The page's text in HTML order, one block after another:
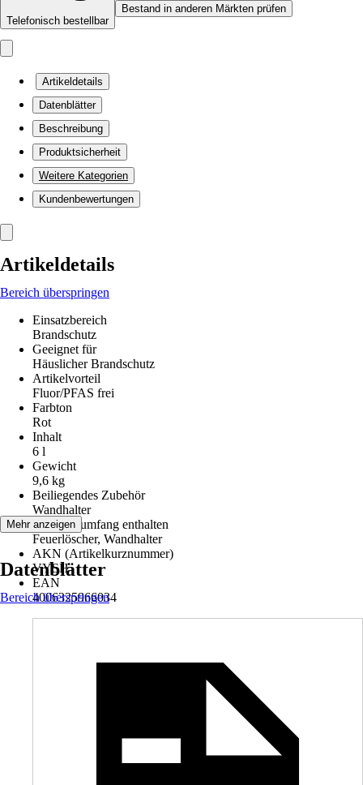
Telefonisch bestellbar
Bestand in anderen Märkten prüfen
Artikeldetails
Datenblätter
Beschreibung
Produktsicherheit
Weitere Kategorien
Kundenbewertungen
Artikeldetails
Bereich überspringen
Einsatzbereich
Brandschutz
Geeignet für
Häuslicher Brandschutz
Artikelvorteil
Fluor/PFAS frei
Farbton
Rot
Inhalt
6 l
Gewicht
9,6 kg
Beiliegendes Zubehör
Wandhalter
Im Lieferumfang enthalten
Feuerlöscher, Wandhalter
AKN (Artikelkurznummer)
VYSH
EAN
4006325966034
Mehr anzeigen
Datenblätter
Bereich überspringen